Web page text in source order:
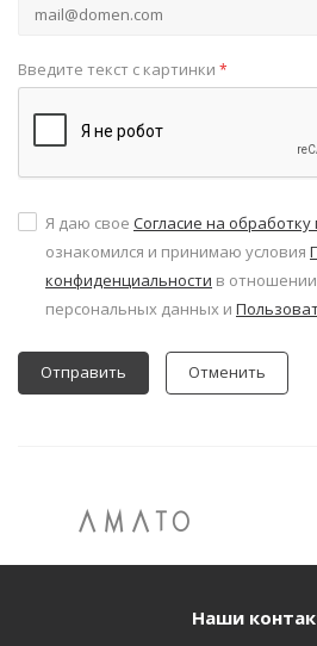
Введите текст с картинки *
Я даю свое Согласие на
ознакомился и принимаю условия
конфиденциальности в
персональных данных и
Отменить
Наши